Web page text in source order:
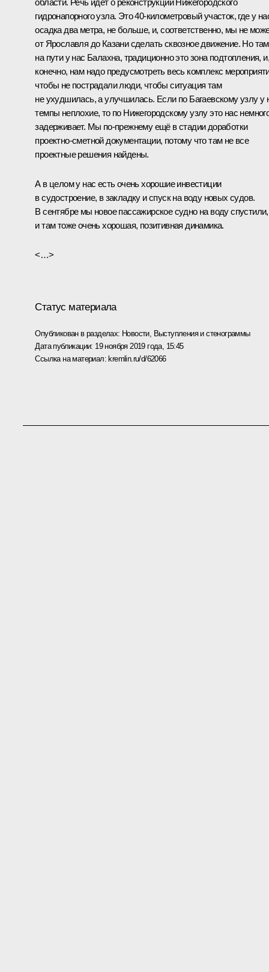
гидронапорного узла. Это 40-километровый участок, где у
осадка два метра, не больше, и, соответственно, мы не
от Ярославля до Казани сделать сквозное движение. Но там
на пути у нас Балахна, традиционно это зона подтопления, и,
конечно, нам надо предусмотреть весь комплекс
чтобы не пострадали люди, чтобы ситуация там
не ухудшилась, а улучшилась. Если по Багаевскому узлу у
темпы неплохие, то по Нижегородскому узлу это нас
задерживает. Мы по-прежнему ещё в стадии доработки
проектно-сметной документации, потому что там не все
проектные решения найдены.
А в целом у нас есть очень хорошие инвестиции
в судостроение, в закладку и спуск на воду новых судов.
В сентябре мы новое пассажирское судно на воду спустили,
и там тоже очень хорошая, позитивная динамика.
<…>
Статус материала
Опубликован в разделах: Новости, Выступления и стенограммы
Дата публикации: 19 ноября 2019 года, 15:45
Ссылка на материал: kremlin.ru/d/62066